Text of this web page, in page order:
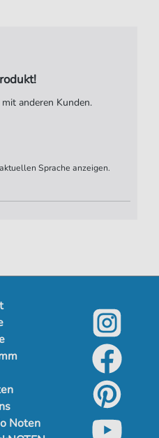
anderen Kunden.
Sprache anzeigen.
Noten